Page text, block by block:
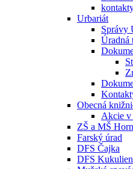
Urbariát
Správy
Úradná
Obecná
Akcie
ZŠ a MŠ
Farský úrad
DFS Čajka
DFS